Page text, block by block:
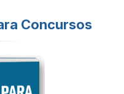
Concursos